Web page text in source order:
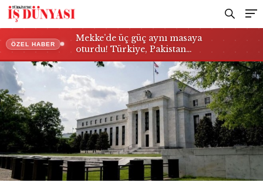
ÖZEL HABER
Mekke’de üç güç aynı masaya
oturdu! Türkiye, Pakistan…